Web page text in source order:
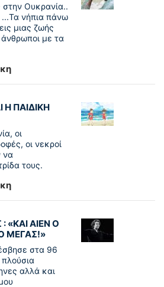
Ουκρανία..
...Τα νήπια πάνω
μιας ζωής
με τα
Η ΠΑΙΔΙΚΗ
οι
οι νεκροί
να
τους.
«KAI ΑΙΕΝ Ο
ΜΕΓΑΣ!»
στα 96
αλλά και